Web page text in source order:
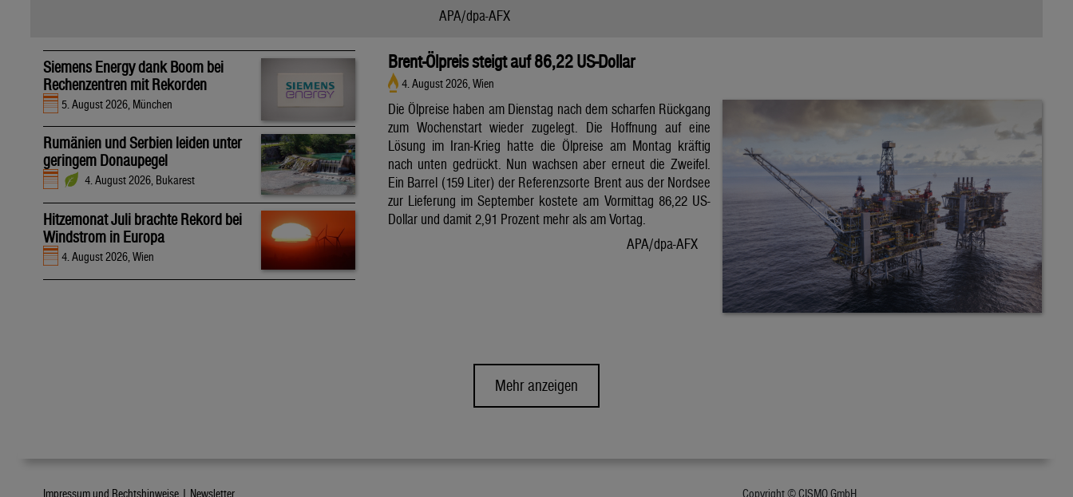
APA/dpa-AFX
Siemens Energy dank Boom bei
Rechenzentren mit Rekorden
5. August 2026, München
Rumänien und Serbien leiden unter
geringem Donaupegel
4. August 2026, Bukarest
Hitzemonat Juli brachte Rekord bei
Windstrom in Europa
4. August 2026, Wien
Brent-Ölpreis steigt auf 86,22 US-Dollar
4. August 2026, Wien
Die Ölpreise haben am Dienstag nach dem scharfen Rückgang
zum Wochenstart wieder zugelegt. Die Hoffnung auf eine
Lösung im Iran-Krieg hatte die Ölpreise am Montag kräftig
nach unten gedrückt. Nun wachsen aber erneut die Zweifel.
Ein Barrel (159 Liter) der Referenzsorte Brent aus der Nordsee
zur Lieferung im September kostete am Vormittag 86,22 US-
Dollar und damit 2,91 Prozent mehr als am Vortag.
APA/dpa-AFX
Mehr anzeigen
Impressum und Rechtshinweise | Newsletter Copyright © CISMO GmbH